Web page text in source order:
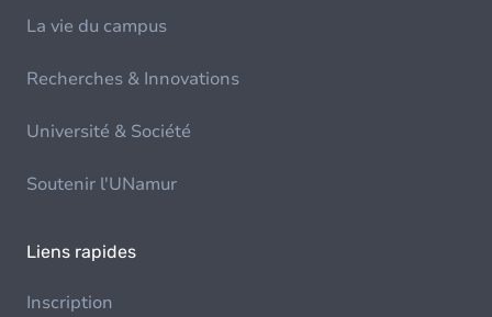
La vie du campus
Recherches & Innovations
Université & Société
Soutenir l'UNamur
Liens rapides
Inscription